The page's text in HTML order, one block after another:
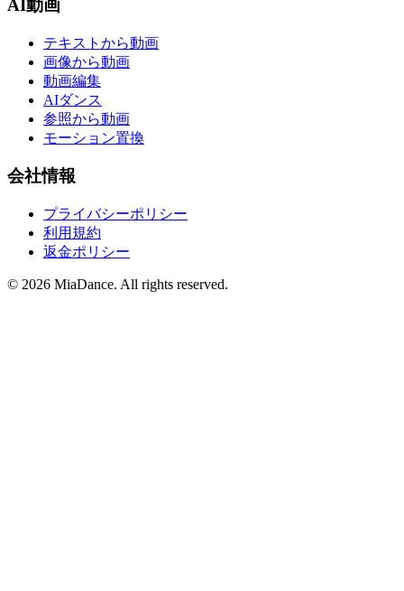
AI動画
テキストから動画
画像から動画
動画編集
AIダンス
参照から動画
モーション置換
会社情報
プライバシーポリシー
利用規約
返金ポリシー
© 2026 MiaDance. All rights reserved.